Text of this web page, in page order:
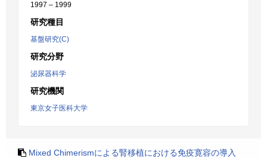
1997 – 1999
研究種目
基盤研究(C)
研究分野
泌尿器科学
研究機関
東京女子医科大学
Mixed Chimerismによる腎移植における免疫寛容の導入